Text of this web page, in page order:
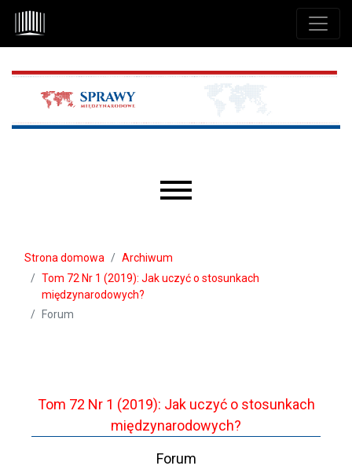
Przejdź do głównego menu
Przejdź do sekcji głównej
Przejdź do stopki
Strona domowa
Archiwum
Tom 72 Nr 1 (2019): Jak uczyć o stosunkach
międzynarodowych?
Forum
Tom 72 Nr 1 (2019): Jak uczyć o stosunkach
międzynarodowych?
Forum